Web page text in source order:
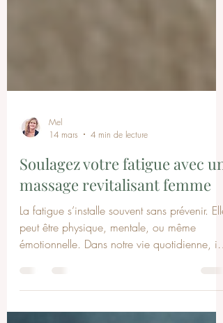
14 mars
4 min de lecture
Soulagez votre fatigue avec un
massage revitalisant femme
La fatigue s’installe souvent sans prévenir. Elle
est essentiel de prendre soin de soi pour
retrouver énergie et sérénité. Le massage